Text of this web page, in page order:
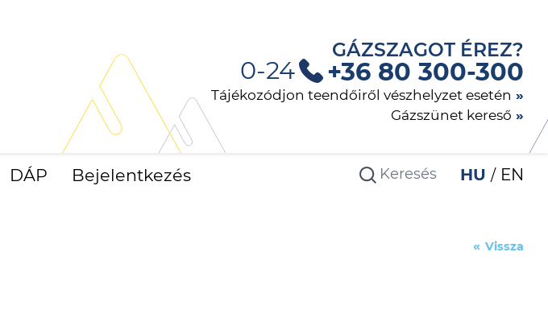
GÁZSZAGOT ÉREZ?
0-24 +36 80 300-300
Tájékozódjon teendőiről vészhelyzet esetén
Gázszünet kereső
DÁP Bejelentkezés HU EN
Vissza